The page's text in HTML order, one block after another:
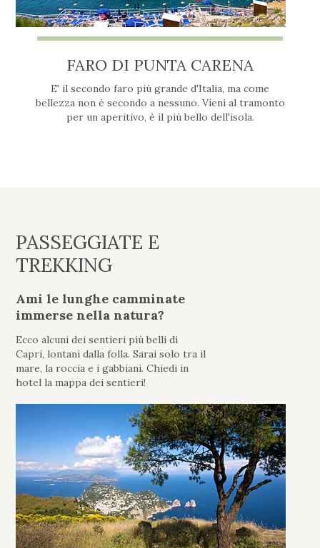
FARO DI PUNTA CARENA
E' il secondo faro più grande d'Italia, ma come
bellezza non è secondo a nessuno. Vieni al tramonto
per un aperitivo, è il più bello dell'isola.
PASSEGGIATE E
TREKKING
Ami le lunghe camminate
immerse nella natura?
Ecco alcuni dei sentieri più belli di
Capri, lontani dalla folla. Sarai solo tra il
mare, la roccia e i gabbiani. Chiedi in
hotel la mappa dei sentieri!